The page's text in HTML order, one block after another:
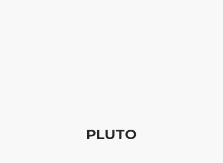
NUESTROS PRODUCTOSPLUTO